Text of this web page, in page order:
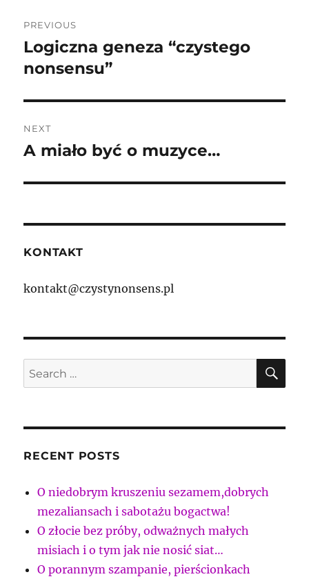
navigation
PREVIOUS
Previous
post:
Logiczna geneza “czystego
nonsensu”
NEXT
Next
A miało być o muzyce…
KONTAKT
kontakt@czystynonsens.pl
Search
for:
RECENT POSTS
O niedobrym kruszeniu sezamem,dobrych
mezaliansach i sabotażu bogactwa!
O złocie bez próby, odważnych małych
misiach i o tym jak nie nosić siat…
O porannym szampanie, pierścionkach